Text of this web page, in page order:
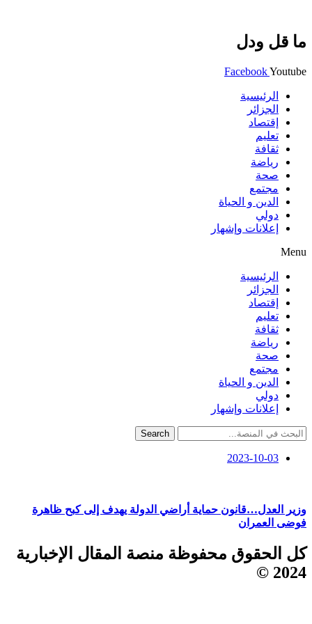
ما قل ودل
FacebookYoutube
الرئيسية
الجزائر
إقتصاد
تعليم
ثقافة
رياضة
صحة
مجتمع
الدين و الحياة
دولي
إعلانات وإشهار
Menu
الرئيسية
الجزائر
إقتصاد
تعليم
ثقافة
رياضة
صحة
مجتمع
الدين و الحياة
دولي
إعلانات وإشهار
Search
2023-10-03
وزير العدل…قانون حماية أراضي الدولة يهدف إلى كبح ظاهرة
فوضى العمران
كل الحقوق محفوظة منصة المقال الإخبارية
2024 ©